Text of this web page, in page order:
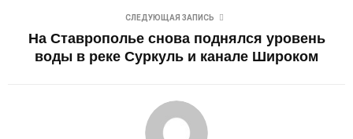
СЛЕДУЮЩАЯ ЗАПИСЬ
На Ставрополье снова поднялся уровень
воды в реке Суркуль и канале Широком